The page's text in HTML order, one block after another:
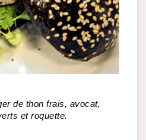
de thon frais, avocat,
et roquette.